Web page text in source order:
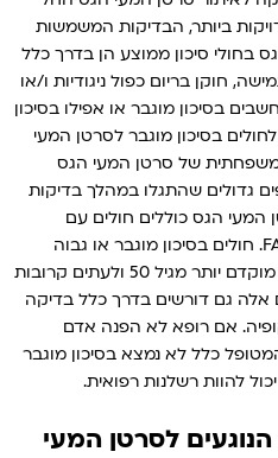
ביותר, הבדיקות המשמשות
בחולי סיכון ממוצע הן בדרך כלל
חוקן בריום כפול ניגודיות ו/או
בסיכון מוגבר או אפילו בסיכון
בסיכון מוגבר לסרטן המעי
משפחתית של סרטן המעי הגס
גדולים שהתגלו במהלך בדיקות
המעי הגס כוללים חולים עם
פוליפוזיס אדנומטי משפחתי או FAP. חולים בסיכון מוגבר או גבוה
לסרטן המעי הגס חייבים להיבדק מוקדם יותר מגיל 50 ולעתים קרובות
אלה גם דורשים בדרך כלל בדיקה
אם רופא לא הפנה אדם
כלל לא נמצא בסיכון מוגבר
להוות רשלנות רפואית.
לסרטן המעי